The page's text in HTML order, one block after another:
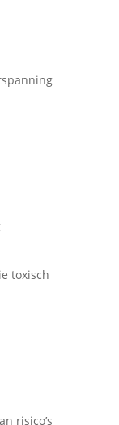
toxisch
risico’s